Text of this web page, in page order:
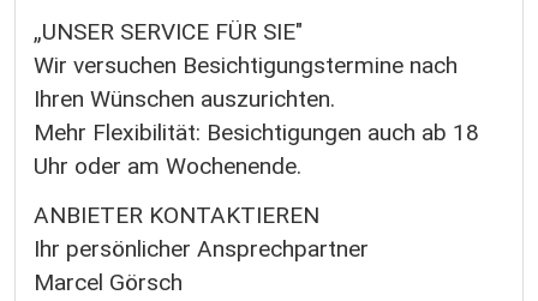
„UNSER SERVICE FÜR SIE"
Wir versuchen Besichtigungstermine nach
Ihren Wünschen auszurichten.
Mehr Flexibilität: Besichtigungen auch ab 18
Uhr oder am Wochenende.
ANBIETER KONTAKTIEREN
Ihr persönlicher Ansprechpartner
Marcel Görsch